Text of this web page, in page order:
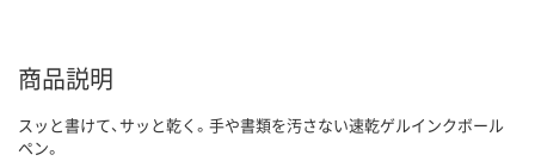
商品説明
スッと書けて、サッと乾く。手や書類を汚さない速乾ゲルインクボール
ペン。